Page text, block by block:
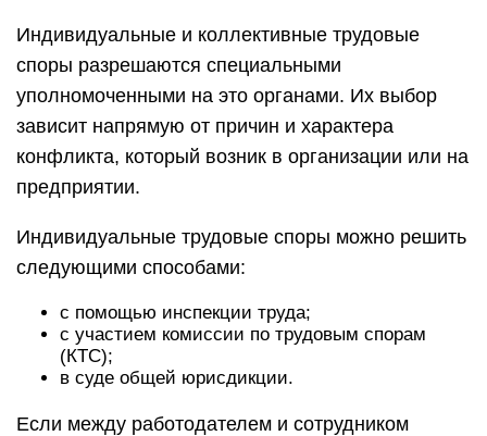
Индивидуальные и коллективные трудовые
споры разрешаются специальными
уполномоченными на это органами. Их выбор
зависит напрямую от причин и характера
конфликта, который возник в организации или на
предприятии.
Индивидуальные трудовые споры можно решить
следующими способами:
с помощью инспекции труда;
с участием комиссии по трудовым спорам
(КТС);
в суде общей юрисдикции.
Если между работодателем и сотрудником